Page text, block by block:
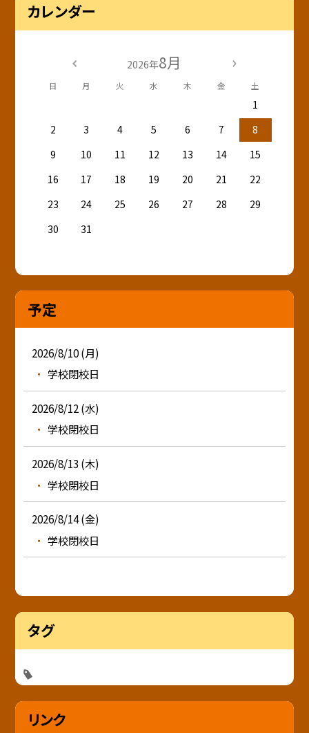
カレンダー
2026年8月
日 月 火 水 木 金 土
1
2
3 4 5 6 7
8
9
10 11 12 13 14
15
16
17 18 19 20 21
22
23
24 25 26 27 28
29
30
31
予定
2026/8/10 (月)
学校閉校日
2026/8/12 (水)
学校閉校日
2026/8/13 (木)
学校閉校日
2026/8/14 (金)
学校閉校日
タグ
リンク